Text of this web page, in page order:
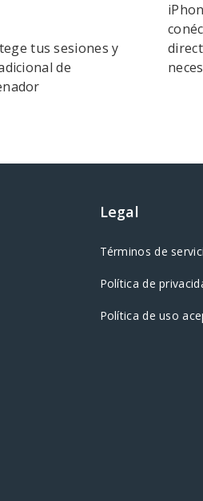
tus sesiones y
de
Legal
Términos de
Política de
Política de uso